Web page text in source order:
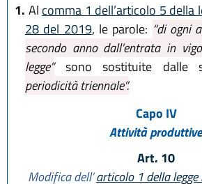
1. Al comma 1 dell’articolo 5 della
28 del 2019, le parole: “di ogni
secondo anno dall’entrata in
legge”sono sostituite dalle
periodicità triennale”.
Capo IV
Attività produttive
Art. 10
Modifica dell’articolo 1 della